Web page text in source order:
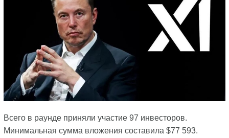
Всего в раунде приняли участие 97 инвесторов.
Минимальная сумма вложения составила $77 593.